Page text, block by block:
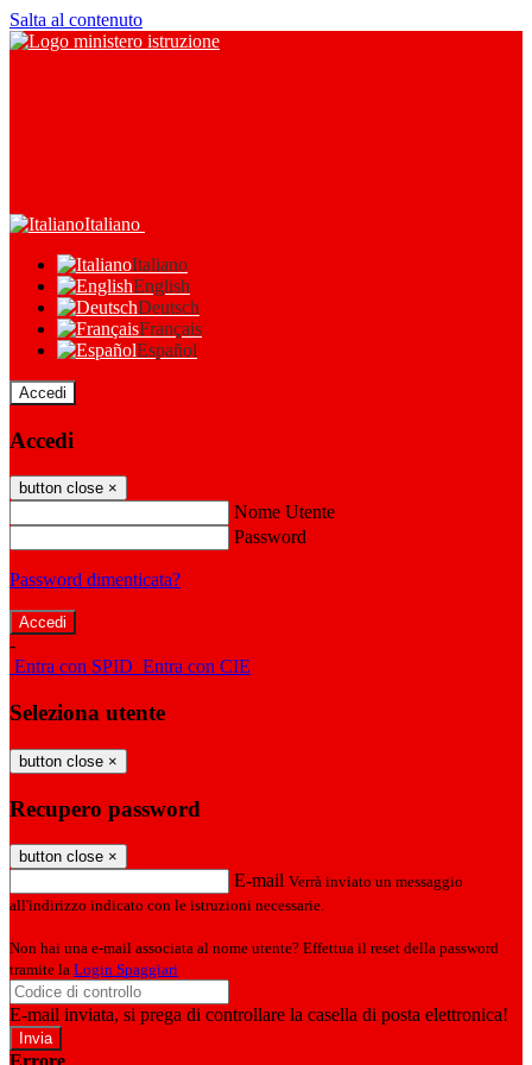
Salta al contenuto
Italiano
Italiano
English
Deutsch
Français
Español
Accedi
Accedi
button close ×
Nome Utente
Password
Password dimenticata?
-
Entra con SPID Entra con CIE
Seleziona utente
button close ×
Recupero password
button close ×
E-mail Verrà inviato un messaggio
all'indirizzo indicato con le istruzioni necessarie.
Non hai una e-mail associata al nome utente? Effettua il reset della password
tramite la Login Spaggiari
E-mail inviata, si prega di controllare la casella di posta elettronica!